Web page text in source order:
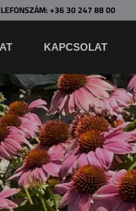
+36 30 247 88 00
KAPCSOLAT